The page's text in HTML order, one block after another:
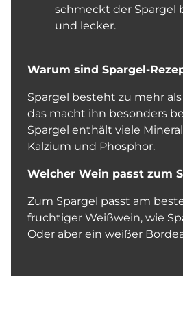
schmeckt der Spargel
und lecker.
Warum sind Spargel-
Spargel besteht zu mehr als
das macht ihn besonders
Spargel enthält viele
Kalzium und Phosphor.
Welcher Wein passt zum
Zum Spargel passt am
fruchtiger Weißwein, wie
Oder aber ein weißer